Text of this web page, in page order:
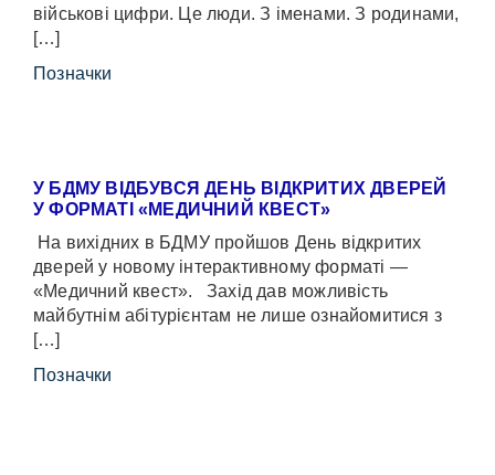
військові цифри. Це люди. З іменами. З родинами,
[…]
Позначки
У БДМУ ВІДБУВСЯ ДЕНЬ ВІДКРИТИХ ДВЕРЕЙ
У ФОРМАТІ «МЕДИЧНИЙ КВЕСТ»
На вихідних в БДМУ пройшов День відкритих
дверей у новому інтерактивному форматі —
«Медичний квест». Захід дав можливість
майбутнім абітурієнтам не лише ознайомитися з
[…]
Позначки